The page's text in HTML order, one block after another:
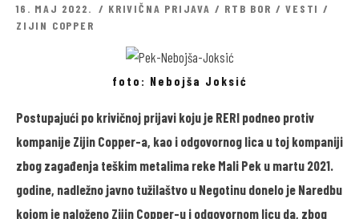
16. MAJ 2022. KRIVIČNA PRIJAVA / RTB BOR /VESTI /
ZIJIN COPPER
foto: Nebojša Joksić
Postupajući po krivičnoj prijavi koju je RERI podneo protiv
kompanije Zijin Copper-a, kao i odgovornog lica u toj kompaniji
zbog zagađenja teškim metalima reke Mali Pek u martu 2021.
godine, nadležno javno tužilaštvo u Negotinu donelo je Naredbu
kojom je naloženo Zijin Copper-u i odgovornom licu da, zbog